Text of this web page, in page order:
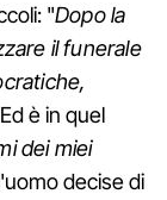
"Dopo la
il funerale
è in quel
dei miei
decise di